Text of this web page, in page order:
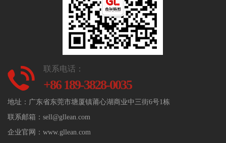
联系电话：
+86 189-3828-0035
地址：广东省东莞市塘厦镇莆心湖商业中三街6号1栋
联系邮箱：sell@gllean.com
企业官网：www.gllean.com